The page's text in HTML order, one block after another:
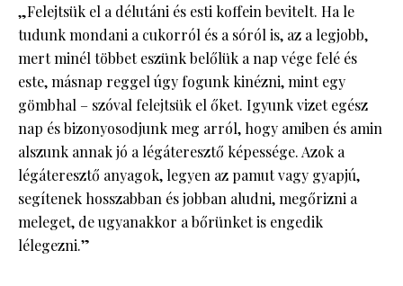
„Felejtsük el a délutáni és esti koffein bevitelt. Ha le
tudunk mondani a cukorról és a sóról is, az a legjobb,
mert minél többet eszünk belőlük a nap vége felé és
este, másnap reggel úgy fogunk kinézni, mint egy
gömbhal – szóval felejtsük el őket. Igyunk vizet egész
nap és bizonyosodjunk meg arról, hogy amiben és amin
alszunk annak jó a légáteresztő képessége. Azok a
légáteresztő anyagok, legyen az pamut vagy gyapjú,
segítenek hosszabban és jobban aludni, megőrizni a
meleget, de ugyanakkor a bőrünket is engedik
lélegezni.”